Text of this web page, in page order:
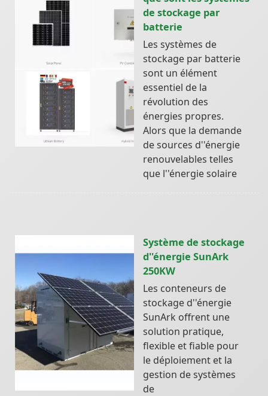
de stockage par
batterie
Les systèmes de
stockage par batterie
sont un élément
essentiel de la
révolution des
énergies propres.
Alors que la demande
de sources d''énergie
renouvelables telles
que l''énergie solaire
Système de stockage
d''énergie SunArk
250KW
Les conteneurs de
stockage d''énergie
SunArk offrent une
solution pratique,
flexible et fiable pour
le déploiement et la
gestion de systèmes
de